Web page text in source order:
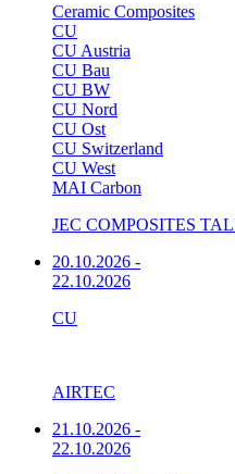
Ceramic Composites
CU
CU Austria
CU Bau
CU BW
CU Nord
CU Ost
CU Switzerland
CU West
MAI Carbon
JEC COMPOSITES
20.10.2026 -
22.10.2026
CU
AIRTEC
21.10.2026 -
22.10.2026